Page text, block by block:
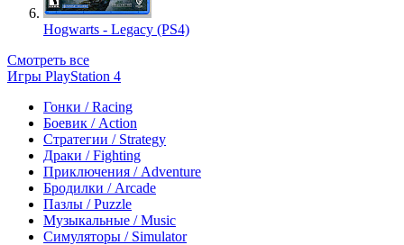
Hogwarts - Legacy (PS4)
Смотреть все
Игры PlayStation 4
Гонки / Racing
Боевик / Action
Стратегии / Strategy
Драки / Fighting
Приключения / Adventure
Бродилки / Arcade
Пазлы / Puzzle
Музыкальные / Music
Симуляторы / Simulator